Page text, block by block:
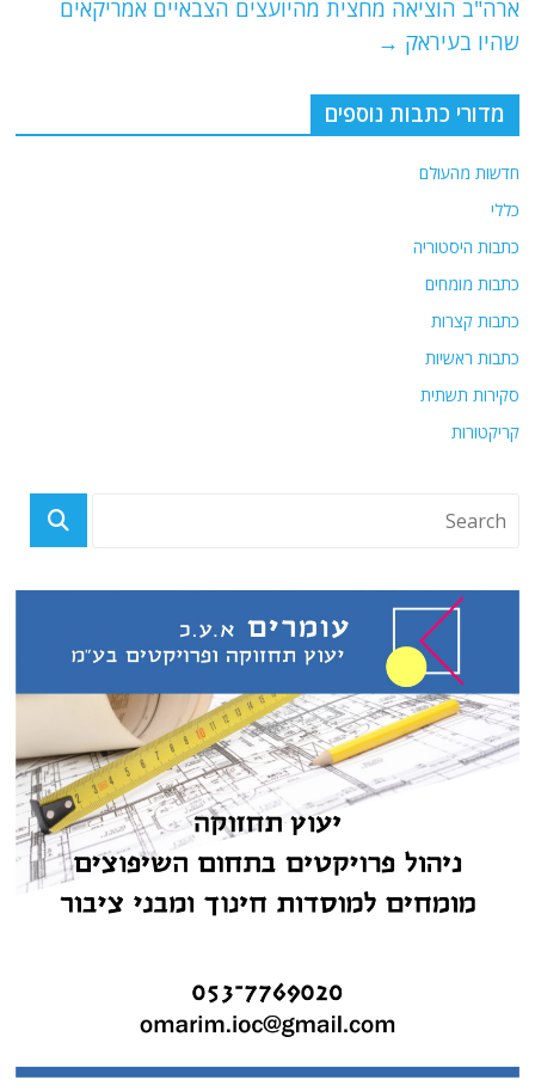
p
o
ארה"ב הוציאה מחצית מהיועצים הצבאיים אמריקאים
שהיו בעיראק →
מדורי כתבות נוספים
חדשות מהעולם
כללי
כתבות היסטוריה
כתבות מומחים
כתבות קצרות
כתבות ראשיות
סקירות תשתית
קריקטורות